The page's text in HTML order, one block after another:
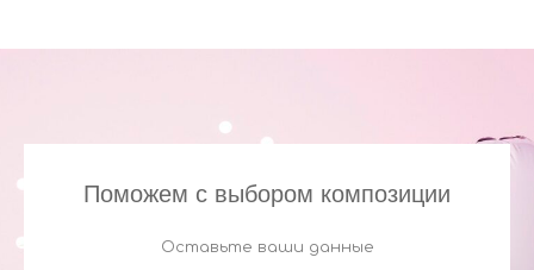
Поможем с выбором композиции
Оставьте ваши данные